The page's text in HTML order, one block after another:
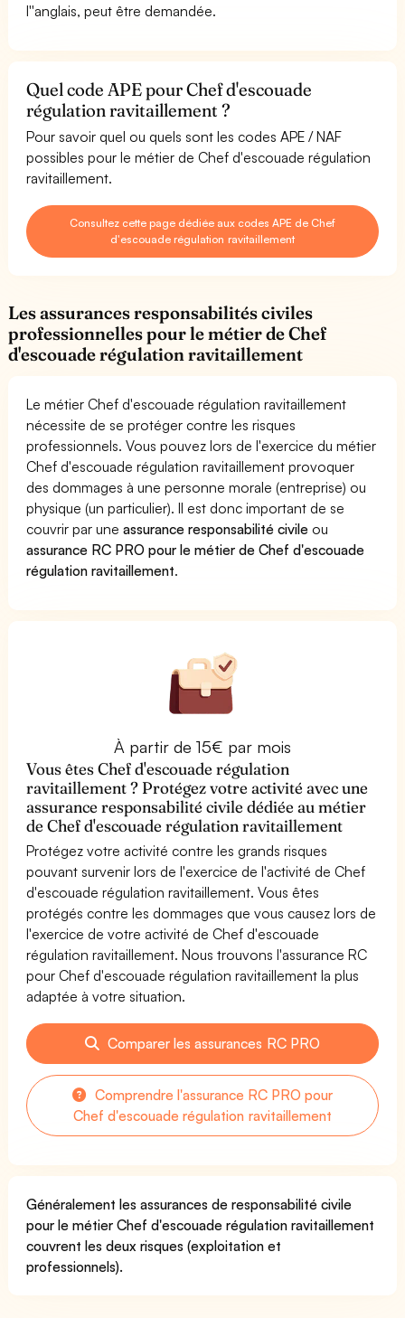
l''anglais, peut être demandée.
Quel code APE pour Chef d'escouade
régulation ravitaillement ?
Pour savoir quel ou quels sont les codes APE / NAF
possibles pour le métier de Chef d'escouade régulation
ravitaillement.
Consultez cette page dédiée aux codes APE de Chef
d'escouade régulation ravitaillement
Les assurances responsabilités civiles
professionnelles pour le métier de Chef
d'escouade régulation ravitaillement
Le métier Chef d'escouade régulation ravitaillement
nécessite de se protéger contre les risques
professionnels. Vous pouvez lors de l'exercice du métier
Chef d'escouade régulation ravitaillement provoquer
des dommages à une personne morale (entreprise) ou
physique (un particulier). Il est donc important de se
couvrir par uneassurance responsabilité civile ou
assurance RC PRO pour le métier de Chef d'escouade
régulation ravitaillement.
À partir de 15€ par mois
Vous êtes Chef d'escouade régulation
ravitaillement ? Protégez votre activité avec une
assurance responsabilité civile dédiée au métier
de Chef d'escouade régulation ravitaillement
Protégez votre activité contre les grands risques
pouvant survenir lors de l'exercice de l'activité de Chef
d'escouade régulation ravitaillement. Vous êtes
protégés contre les dommages que vous causez lors de
l'exercice de votre activité de Chef d'escouade
régulation ravitaillement. Nous trouvons l'assurance RC
pour Chef d'escouade régulation ravitaillement la plus
adaptée à votre situation.
Comparer les assurances RC PRO
Comprendre l'assurance RC PRO pour
Chef d'escouade régulation ravitaillement
Généralement les assurances de responsabilité civile
pour le métier Chef d'escouade régulation ravitaillement
couvrent les deux risques (exploitation et
professionnels).